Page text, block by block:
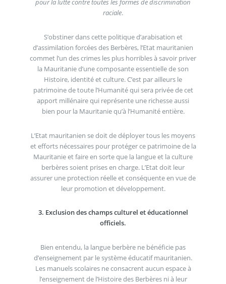
pour la lutte contre toutes les formes de discrimination
raciale.
S’obstiner dans cette politique d’arabisation et
d’assimilation forcées des Berbères, l’Etat mauritanien
commet l’un des crimes les plus horribles à savoir priver
la Mauritanie d’une composante essentielle de son
Histoire, identité et culture. C’est par ailleurs le
patrimoine de toute l’Humanité qui sera privée de cet
apport millénaire qui représente une richesse aussi
bien pour la Mauritanie qu’à l’Humanité entière.
L’Etat mauritanien se doit de déployer tous les moyens
et efforts nécessaires pour protéger ce patrimoine de la
Mauritanie et faire en sorte que la langue et la culture
berbères soient prises en charge. L’Etat doit leur
assurer une protection réelle et conséquente en vue de
leur promotion et développement.
3. Exclusion des champs culturel et éducationnel
officiels.
Bien entendu, la langue berbère ne bénéficie pas
d’enseignement par le système éducatif mauritanien.
Les manuels scolaires ne consacrent aucun espace à
l’enseignement de l’Histoire des Berbères ni à leur